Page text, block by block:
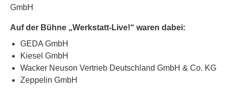
GmbH
Auf der Bühne „Werkstatt-Live!“ waren dabei:
GEDA GmbH
Kiesel GmbH
Wacker Neuson Vertrieb Deutschland GmbH & Co. KG
Zeppelin GmbH